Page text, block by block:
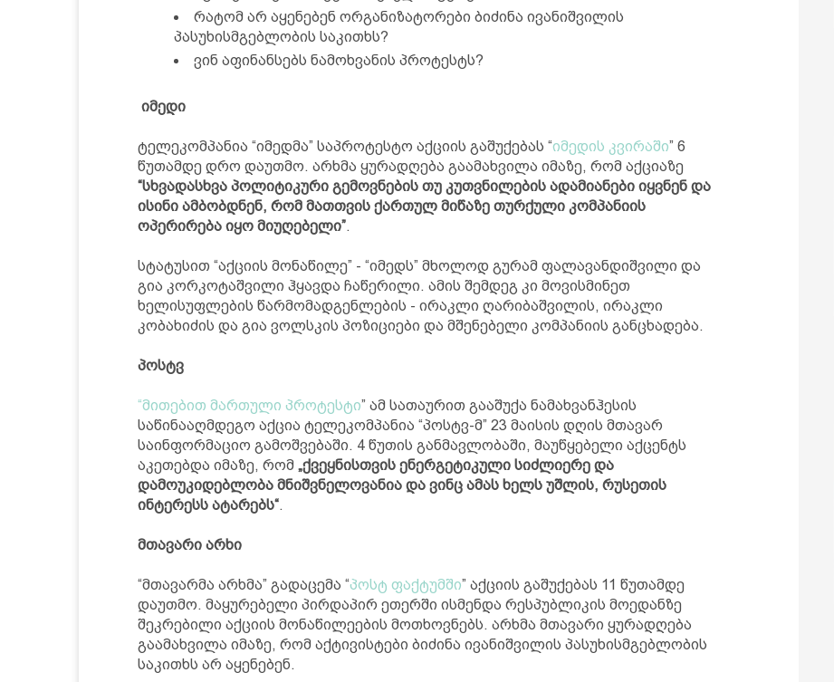
რატომ არ აყენებენ ორგანიზატორები ბიძინა ივანიშვილის
პასუხისმგებლობის საკითხს?
ვინ აფინანსებს ნამოხვანის პროტესტს?
იმედი
ტელეკომპანია “იმედმა” საპროტესტო აქციის გაშუქებას “იმედის კვირაში” 6
წუთამდე დრო დაუთმო. არხმა ყურადღება გაამახვილა იმაზე, რომ აქციაზე
“სხვადასხვა პოლიტიკური გემოვნების თუ კუთვნილების ადამიანები იყვნენ და
ისინი ამბობდნენ, რომ მათთვის ქართულ მიწაზე თურქული კომპანიის
ოპერირება იყო მიუღებელი”.
სტატუსით “აქციის მონაწილე” - “იმედს” მხოლოდ გურამ ფალავანდიშვილი და
გია კორკოტაშვილი ჰყავდა ჩაწერილი. ამის შემდეგ კი მოვისმინეთ
ხელისუფლების წარმომადგენლების - ირაკლი ღარიბაშვილის, ირაკლი
კობახიძის და გია ვოლსკის პოზიციები და მშენებელი კომპანიის განცხადება.
პოსტვ
“მითებით მართული პროტესტი” ამ სათაურით გააშუქა ნამახვანჰესის
საწინააღმდეგო აქცია ტელეკომპანია “პოსტვ-მ” 23 მაისის დღის მთავარ
საინფორმაციო გამოშვებაში. 4 წუთის განმავლობაში, მაუწყებელი აქცენტს
აკეთებდა იმაზე, რომ „ქვეყნისთვის ენერგეტიკული სიძლიერე და
დამოუკიდებლობა მნიშვნელოვანია და ვინც ამას ხელს უშლის, რუსეთის
ინტერესს ატარებს“.
მთავარი არხი
“მთავარმა არხმა” გადაცემა “პოსტ ფაქტუმში” აქციის გაშუქებას 11 წუთამდე
დაუთმო. მაყურებელი პირდაპირ ეთერში ისმენდა რესპუბლიკის მოედანზე
შეკრებილი აქციის მონაწილეების მოთხოვნებს. არხმა მთავარი ყურადღება
გაამახვილა იმაზე, რომ აქტივისტები ბიძინა ივანიშვილის პასუხისმგებლობის
საკითხს არ აყენებენ.